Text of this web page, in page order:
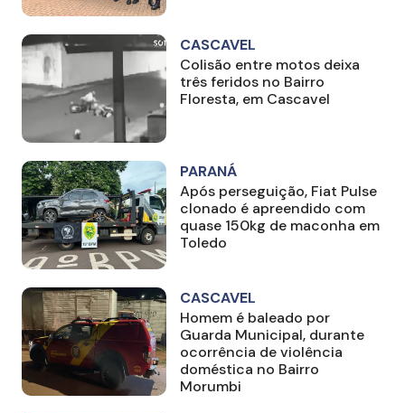
CASCAVEL
Colisão entre motos deixa
três feridos no Bairro
Floresta, em Cascavel
PARANÁ
Após perseguição, Fiat Pulse
clonado é apreendido com
quase 150kg de maconha em
Toledo
CASCAVEL
Homem é baleado por
Guarda Municipal, durante
ocorrência de violência
doméstica no Bairro
Morumbi